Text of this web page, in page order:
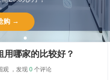
购 →
用哪家的比较好？
观 ，发现 0 个评论